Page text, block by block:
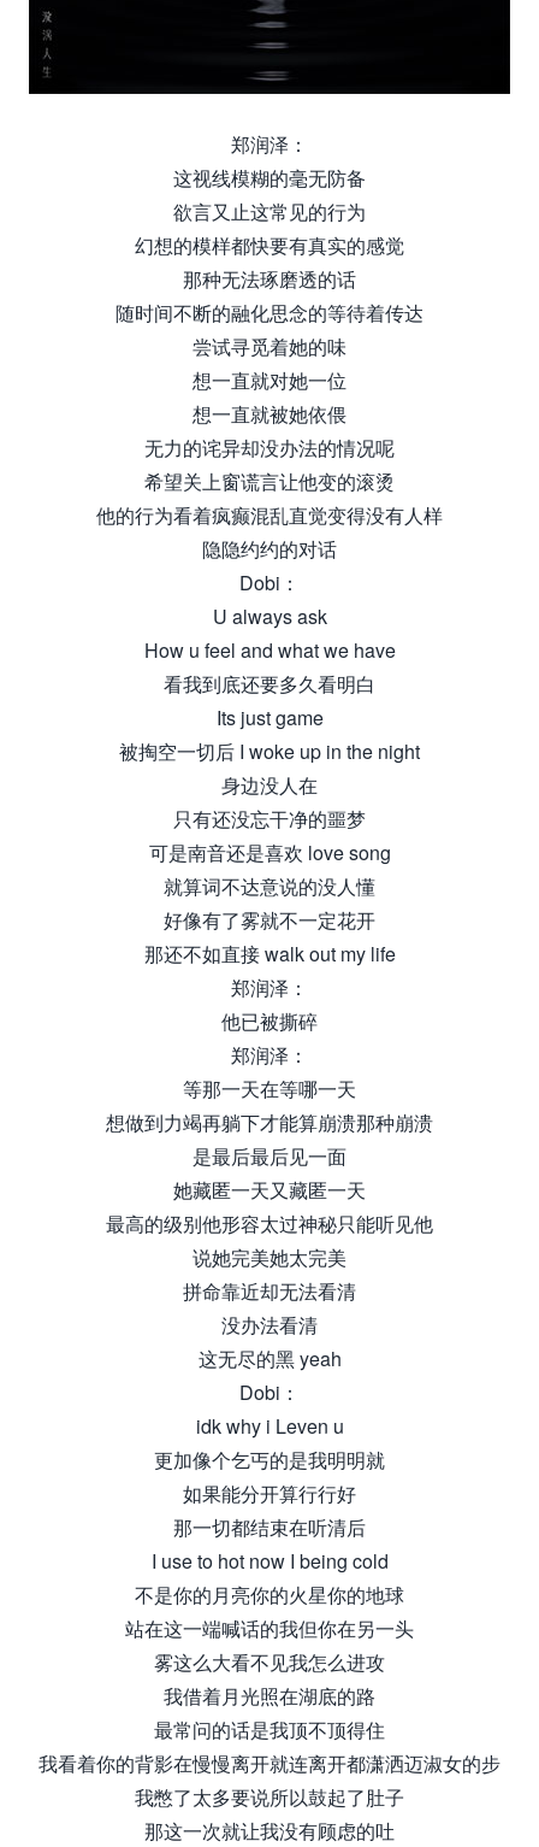
郑润泽：
这视线模糊的毫无防备
欲言又止这常见的行为
幻想的模样都快要有真实的感觉
那种无法琢磨透的话
随时间不断的融化思念的等待着传达
尝试寻觅着她的味
想一直就对她一位
想一直就被她依偎
无力的诧异却没办法的情况呢
希望关上窗谎言让他变的滚烫
他的行为看着疯癫混乱直觉变得没有人样
隐隐约约的对话
Dobi：
U always ask
How u feel and what we have
看我到底还要多久看明白
Its just game
被掏空一切后 I woke up in the night
身边没人在
只有还没忘干净的噩梦
可是南音还是喜欢 love song
就算词不达意说的没人懂
好像有了雾就不一定花开
那还不如直接 walk out my life
郑润泽：
他已被撕碎
郑润泽：
等那一天在等哪一天
想做到力竭再躺下才能算崩溃那种崩溃
是最后最后见一面
她藏匿一天又藏匿一天
最高的级别他形容太过神秘只能听见他
说她完美她太完美
拼命靠近却无法看清
没办法看清
这无尽的黑 yeah
Dobi：
idk why i Leven u
更加像个乞丐的是我明明就
如果能分开算行行好
那一切都结束在听清后
I use to hot now I being cold
不是你的月亮你的火星你的地球
站在这一端喊话的我但你在另一头
雾这么大看不见我怎么进攻
我借着月光照在湖底的路
最常问的话是我顶不顶得住
我看着你的背影在慢慢离开就连离开都潇洒迈淑女的步
我憋了太多要说所以鼓起了肚子
那这一次就让我没有顾虑的吐